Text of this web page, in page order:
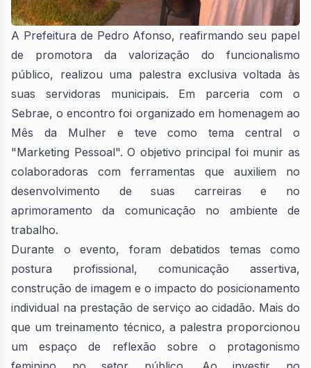
A Prefeitura de Pedro Afonso, reafirmando seu papel
de promotora da valorização do funcionalismo
público, realizou uma palestra exclusiva voltada às
suas servidoras municipais. Em parceria com o
Sebrae, o encontro foi organizado em homenagem ao
Mês da Mulher e teve como tema central o
"Marketing Pessoal". O objetivo principal foi munir as
colaboradoras com ferramentas que auxiliem no
desenvolvimento de suas carreiras e no
aprimoramento da comunicação no ambiente de
trabalho.
Durante o evento, foram debatidos temas como
postura profissional, comunicação assertiva,
construção de imagem e o impacto do posicionamento
individual na prestação de serviço ao cidadão. Mais do
que um treinamento técnico, a palestra proporcionou
um espaço de reflexão sobre o protagonismo